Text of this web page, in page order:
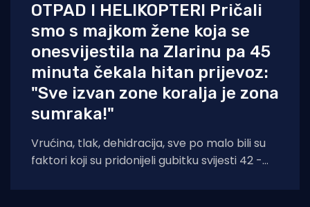
OTPAD I HELIKOPTERI Pričali
smo s majkom žene koja se
onesvijestila na Zlarinu pa 45
minuta čekala hitan prijevoz:
"Sve izvan zone koralja je zona
sumraka!"
Vrućina, tlak, dehidracija, sve po malo bili su
faktori koji su pridonijeli gubitku svijesti 42 -